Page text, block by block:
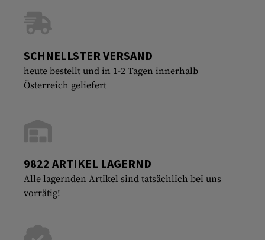
SCHNELLSTER VERSAND
heute bestellt und in 1-2 Tagen innerhalb
Österreich geliefert
9822 ARTIKEL LAGERND
Alle lagernden Artikel sind tatsächlich bei uns
vorrätig!